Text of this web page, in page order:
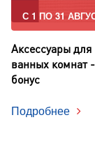
С 1 ПО 31
Аксессуары для
ванных комнат
бонус
Подробнее